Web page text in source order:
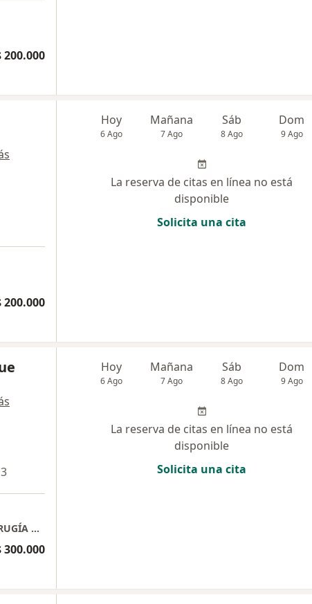
200.000
200.000
Hoy
6 Ago
Mañana
7 Ago
Sáb
8 Ago
Dom
9 Ago
La reserva de citas en línea no está
disponible
Solicita una cita
CLINICA DE OTORRINOLARINGOLOGÍA Y CIRUGÍA PLÁSTICA
300.000
Hoy
6 Ago
Mañana
7 Ago
Sáb
8 Ago
Dom
9 Ago
La reserva de citas en línea no está
disponible
Solicita una cita